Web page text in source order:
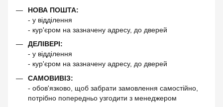
НОВА ПОШТА:
- у відділення
- кур'єром на зазначену адресу, до дверей
ДЕЛІВЕРІ:
- у відділення
- кур'єром на зазначену адресу, до дверей
САМОВИВІЗ:
- обов'язково, щоб забрати замовлення самостійно,
потрібно попередньо узгодити з менеджером